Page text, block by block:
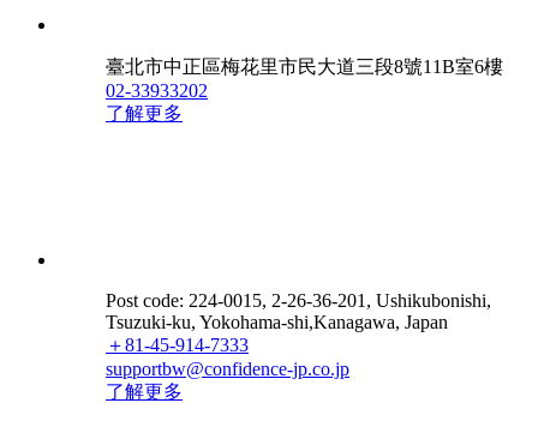
臺北市中正區梅花里市民大道三段8號11B室6樓
02-33933202
了解更多
Post code: 224-0015, 2-26-36-201, Ushikubonishi,
Tsuzuki-ku, Yokohama-shi,Kanagawa, Japan
＋81-45-914-7333
supportbw@confidence-jp.co.jp
了解更多